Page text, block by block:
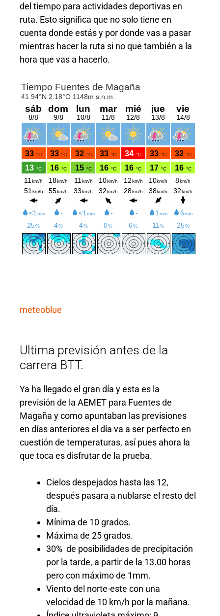
del tiempo para actividades deportivas en
ruta. Esto significa que no solo tiene en
cuenta donde estás y por donde vas a pasar
mientras hacer la ruta si no que también a la
hora que vas a hacerlo.
meteoblue
Ultima previsión antes de la
carrera BTT.
Ya ha llegado el gran día y esta es la
previsión de la AEMET para Fuentes de
Magaña y como apuntaban las previsiones
en días anteriores el día va a ser perfecto en
cuestión de temperaturas, así pues ahora la
que toca es disfrutar de la prueba.
Cielos despejados hasta las 12,
después pasara a nublarse el resto del
día.
Mínima de 10 grados.
Máxima de 25 grados.
30% de posibilidades de precipitación
por la tarde, a partir de la 13.00 horas
pero con máximo de 1mm.
Viento del norte-este con una
velocidad de 10 km/h por la mañana.